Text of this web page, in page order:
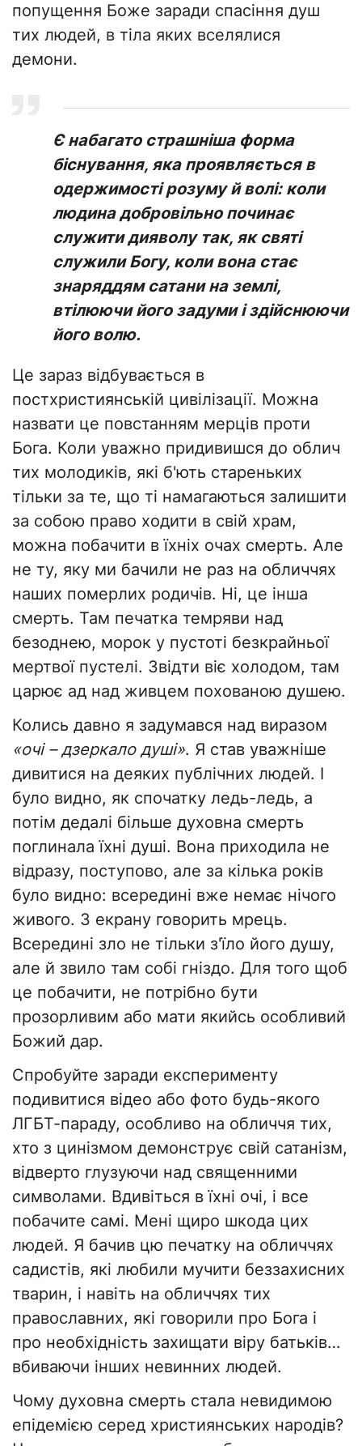
попущення Боже заради спасіння душ
тих людей, в тіла яких вселялися
демони.
Є набагато страшніша форма
біснування, яка проявляється в
одержимості розуму й волі: коли
людина добровільно починає
служити дияволу так, як святі
служили Богу, коли вона стає
знаряддям сатани на землі,
втілюючи його задуми і здійснюючи
його волю.
Це зараз відбувається в
постхристиянській цивілізації. Можна
назвати це повстанням мерців проти
Бога. Коли уважно придивишся до облич
тих молодиків, які б'ють стареньких
тільки за те, що ті намагаються залишити
за собою право ходити в свій храм,
можна побачити в їхніх очах смерть. Але
не ту, яку ми бачили не раз на обличчях
наших померлих родичів. Ні, це інша
смерть. Там печатка темряви над
безоднею, морок у пустоті безкрайньої
мертвої пустелі. Звідти віє холодом, там
царює ад над живцем похованою душею.
Колись давно я задумався над виразом
«очі – дзеркало душі». Я став уважніше
дивитися на деяких публічних людей. І
було видно, як спочатку ледь-ледь, а
потім дедалі більше духовна смерть
поглинала їхні душі. Вона приходила не
відразу, поступово, але за кілька років
було видно: всередині вже немає нічого
живого. З екрану говорить мрець.
Всередині зло не тільки з'їло його душу,
але й звило там собі гніздо. Для того щоб
це побачити, не потрібно бути
прозорливим або мати якийсь особливий
Божий дар.
Спробуйте заради експерименту
подивитися відео або фото будь-якого
ЛГБТ-параду, особливо на обличчя тих,
хто з цинізмом демонструє свій сатанізм,
відверто глузуючи над священними
символами. Вдивіться в їхні очі, і все
побачите самі. Мені щиро шкода цих
людей. Я бачив цю печатку на обличчях
садистів, які любили мучити беззахисних
тварин, і навіть на обличчях тих
православних, які говорили про Бога і
про необхідність захищати віру батьків…
вбиваючи інших невинних людей.
Чому духовна смерть стала невидимою
епідемією серед християнських народів?